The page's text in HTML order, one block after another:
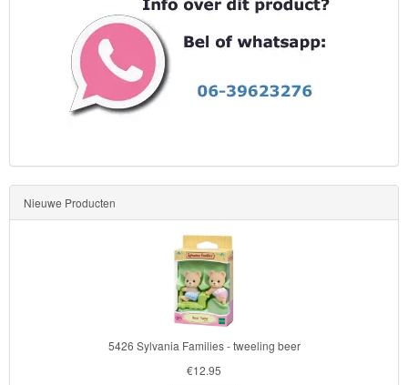
Nieuwe Producten
5426 Sylvania Families - tweeling beer
€12.95